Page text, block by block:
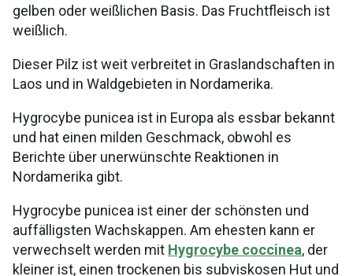
gelben oder weißlichen Basis. Das Fruchtfleisch ist
weißlich.
Dieser Pilz ist weit verbreitet in Graslandschaften in
Laos und in Waldgebieten in Nordamerika.
Hygrocybe punicea ist in Europa als essbar bekannt
und hat einen milden Geschmack, obwohl es
Berichte über unerwünschte Reaktionen in
Nordamerika gibt.
Hygrocybe punicea ist einer der schönsten und
auffälligsten Wachskappen. Am ehesten kann er
verwechselt werden mit Hygrocybe coccinea, der
kleiner ist, einen trockenen bis subviskosen Hut und